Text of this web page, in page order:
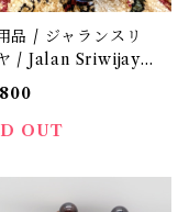
品 / ジャランスリ
/ Jalan Sriwijaya
ングチップ / 革靴 /
OUT